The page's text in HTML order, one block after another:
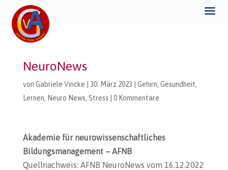
NeuroNews
von Gabriele Vincke 30. März 2023 Gehirn, Gesundheit,
Lernen, Neuro News, Stress 0 Kommentare
Akademie für neurowissenschaftliches
Bildungsmanagement – AFNB
Quellnachweis: AFNB NeuroNews vom 16.12.2022